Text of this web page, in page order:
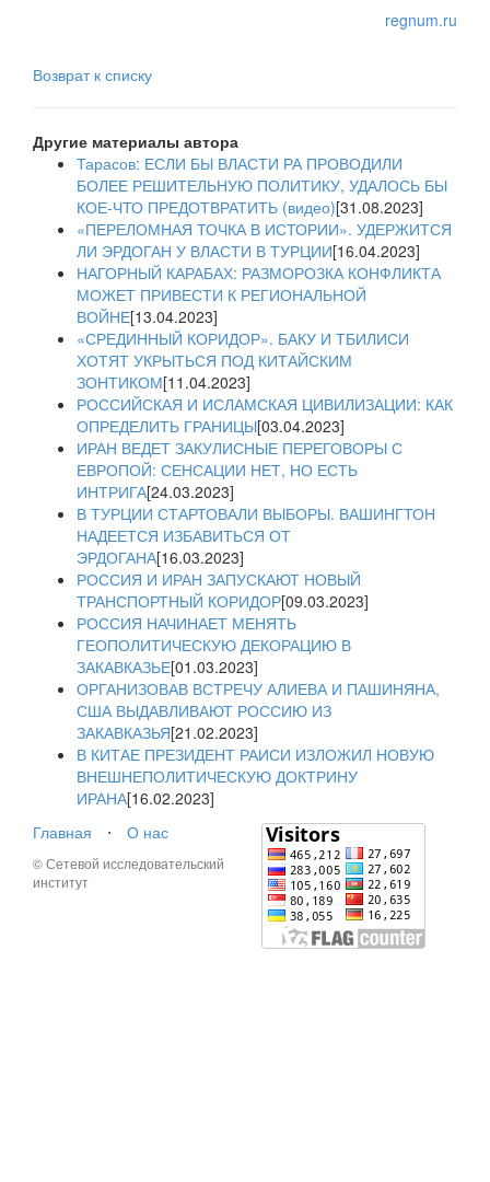
regnum.ru
Возврат к списку
Другие материалы автора
Тарасов: ЕСЛИ БЫ ВЛАСТИ РА ПРОВОДИЛИ
БОЛЕЕ РЕШИТЕЛЬНУЮ ПОЛИТИКУ, УДАЛОСЬ БЫ
КОЕ-ЧТО ПРЕДОТВРАТИТЬ (видео)[31.08.2023]
«ПЕРЕЛОМНАЯ ТОЧКА В ИСТОРИИ». УДЕРЖИТСЯ
ЛИ ЭРДОГАН У ВЛАСТИ В ТУРЦИИ[16.04.2023]
НАГОРНЫЙ КАРАБАХ: РАЗМОРОЗКА КОНФЛИКТА
МОЖЕТ ПРИВЕСТИ К РЕГИОНАЛЬНОЙ
ВОЙНЕ[13.04.2023]
«СРЕДИННЫЙ КОРИДОР». БАКУ И ТБИЛИСИ
ХОТЯТ УКРЫТЬСЯ ПОД КИТАЙСКИМ
ЗОНТИКОМ[11.04.2023]
РОССИЙСКАЯ И ИСЛАМСКАЯ ЦИВИЛИЗАЦИИ: КАК
ОПРЕДЕЛИТЬ ГРАНИЦЫ[03.04.2023]
ИРАН ВЕДЕТ ЗАКУЛИСНЫЕ ПЕРЕГОВОРЫ С
ЕВРОПОЙ: СЕНСАЦИИ НЕТ, НО ЕСТЬ
ИНТРИГА[24.03.2023]
В ТУРЦИИ СТАРТОВАЛИ ВЫБОРЫ. ВАШИНГТОН
НАДЕЕТСЯ ИЗБАВИТЬСЯ ОТ
ЭРДОГАНА[16.03.2023]
РОССИЯ И ИРАН ЗАПУСКАЮТ НОВЫЙ
ТРАНСПОРТНЫЙ КОРИДОР[09.03.2023]
РОССИЯ НАЧИНАЕТ МЕНЯТЬ
ГЕОПОЛИТИЧЕСКУЮ ДЕКОРАЦИЮ В
ЗАКАВКАЗЬЕ[01.03.2023]
ОРГАНИЗОВАВ ВСТРЕЧУ АЛИЕВА И ПАШИНЯНА,
США ВЫДАВЛИВАЮТ РОССИЮ ИЗ
ЗАКАВКАЗЬЯ[21.02.2023]
В КИТАЕ ПРЕЗИДЕНТ РАИСИ ИЗЛОЖИЛ НОВУЮ
ВНЕШНЕПОЛИТИЧЕСКУЮ ДОКТРИНУ
ИРАНА[16.02.2023]
Главная
⋅ О нас
© Сетевой исследовательский
институт